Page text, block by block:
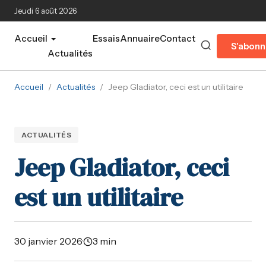
Aller au contenu principal
Jeudi 6 août 2026
Accueil
Actualités
EssaisAnnuaireContact
Accueil / Actualités / Jeep Gladiator, ceci est un utilitaire
ACTUALITÉS
Jeep Gladiator, ceci
est un utilitaire
30 janvier 2026· 3 min